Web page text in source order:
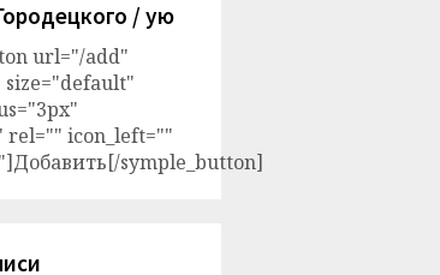
/ ую
url="/add"
icon_left=""
symple_button]